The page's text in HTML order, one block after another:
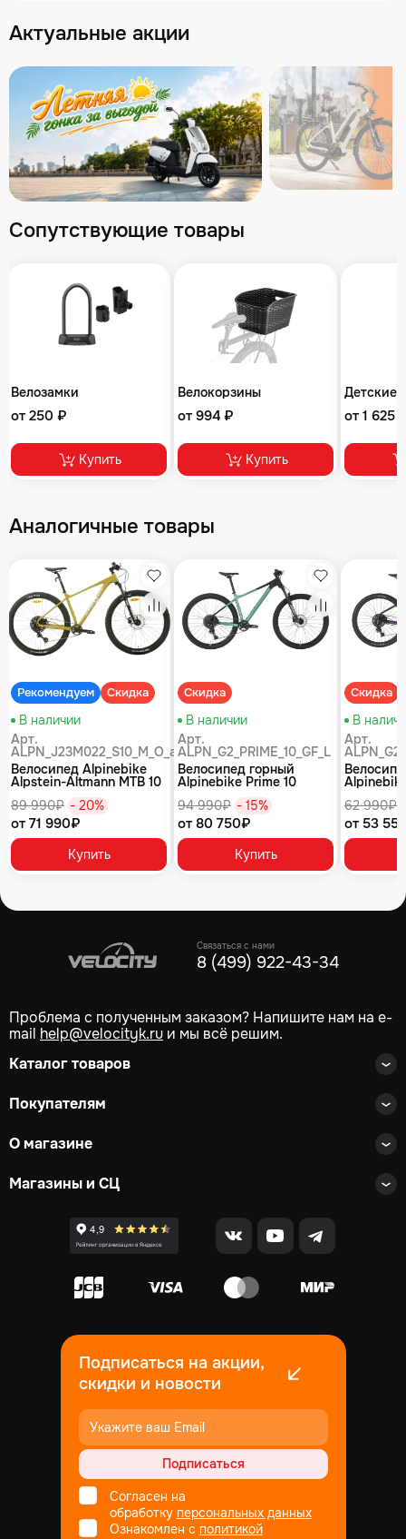
Актуальные акции
Сопутствующие товары
Велозамки
от 250 ₽
Купить
Велокорзины
от 994 ₽
Купить
Детские
от 1 625
Аналогичные товары
Рекомендуем Скидка
Избранное
Сравнение
В наличии
Арт.
ALPN_J23M022_S10_M_O_air
Велосипед Alpinebike
Alpstein-Altmann MTB 10
89 990₽ - 20%
от 71 990₽
Купить
Скидка
Избранное
Сравнение
В наличии
Арт.
ALPN_G2_PRIME_10_GF_L
Велосипед горный
Alpinebike Prime 10
94 990₽ - 15%
от 80 750₽
Купить
Скидка
В
Арт.
62 990₽
от 53
Связаться с нами
8 (499) 922-43-34
Проблема с полученным заказом? Напишите нам на e-
mail help@velocityk.ru и мы всё решим.
Каталог товаров
Покупателям
О магазине
Магазины и СЦ
Подписаться на акции,
скидки и новости
Подписаться
Согласен на
обработку персональных данных
Ознакомлен с политикой